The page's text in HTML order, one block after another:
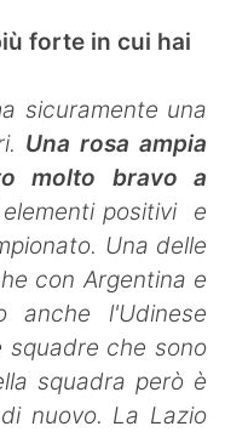
forte in cui hai
sicuramente una
Una rosa ampia
molto bravo a
positivi e
Una delle
con Argentina e
anche l'Udinese
squadre che sono
squadra però è
nuovo. La Lazio